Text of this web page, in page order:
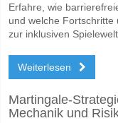
Nacional De Football
Nein für Beide Teams
Wofür ist die
Auf der riskanten Seite,
Erfahre, wie
und welche
zur inklusiven
Weiterlesen
Martingale-
Mechanik und